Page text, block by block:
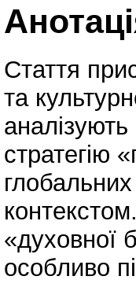
Стаття
та
стратегію
«духовної
особливо